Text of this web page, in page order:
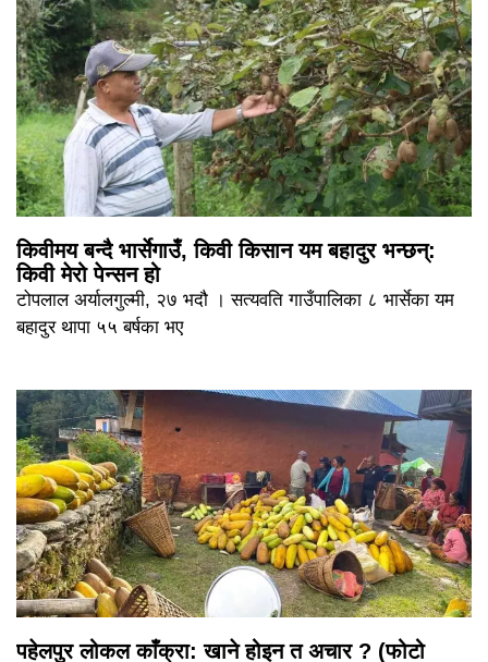
किवीमय बन्दै भार्सेगाउँ, किवी किसान यम बहादुर भन्छन्:
किवी मेरो पेन्सन हो
टोपलाल अर्यालगुल्मी, २७ भदौ । सत्यवति गाउँपालिका ८ भार्सेका यम
बहादुर थापा ५५ बर्षका भए
पहेलपुर लोकल काँक्रा: खाने होइन त अचार ? (फोटो